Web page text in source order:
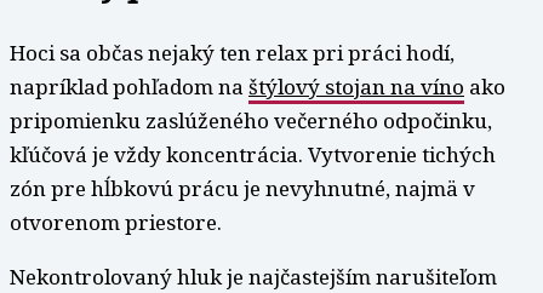
Hoci sa občas nejaký ten relax pri práci hodí,
napríklad pohľadom naštýlový stojan na víno ako
pripomienku zaslúženého večerného odpočinku,
kľúčová je vždy koncentrácia. Vytvorenie tichých
zón pre hĺbkovú prácu je nevyhnutné, najmä v
otvorenom priestore.
Nekontrolovaný hluk je najčastejším narušiteľom